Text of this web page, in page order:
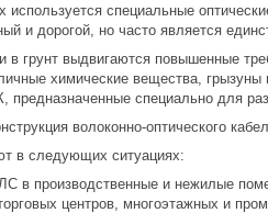
используется специальные
и дорогой, но часто является
в грунт выдвигаются повышенные
химические вещества,
предназначенные специально для
волоконно-оптического
в следующих ситуациях:
в производственные и нежилые
центров, многоэтажных и